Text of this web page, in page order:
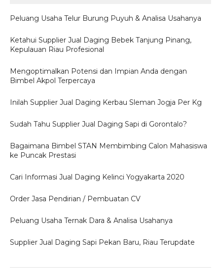
Peluang Usaha Telur Burung Puyuh & Analisa Usahanya
Ketahui Supplier Jual Daging Bebek Tanjung Pinang,
Kepulauan Riau Profesional
Mengoptimalkan Potensi dan Impian Anda dengan
Bimbel Akpol Terpercaya
Inilah Supplier Jual Daging Kerbau Sleman Jogja Per Kg
Sudah Tahu Supplier Jual Daging Sapi di Gorontalo?
Bagaimana Bimbel STAN Membimbing Calon Mahasiswa
ke Puncak Prestasi
Cari Informasi Jual Daging Kelinci Yogyakarta 2020
Order Jasa Pendirian / Pembuatan CV
Peluang Usaha Ternak Dara & Analisa Usahanya
Supplier Jual Daging Sapi Pekan Baru, Riau Terupdate